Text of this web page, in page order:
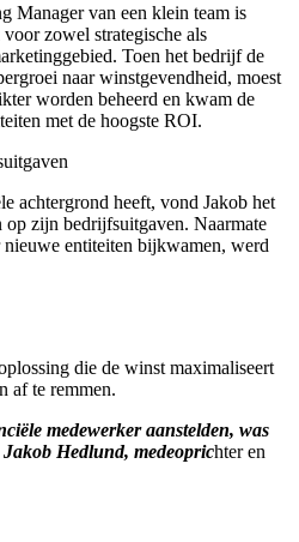
Manager van een klein team is
zowel strategische als
Toen het bedrijf de
naar winstgevendheid, moest
worden beheerd en kwam de
met de hoogste ROI.
achtergrond heeft, vond Jakob het
op zijn bedrijfsuitgaven. Naarmate
entiteiten bijkwamen, werd
die de winst maximaliseert
af te remmen.
medewerker aanstelden, was
Hedlund, medeoprichter en